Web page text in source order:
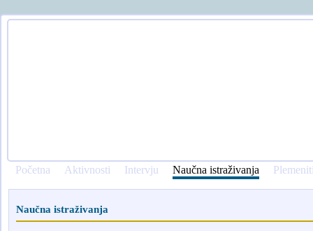
Početna Aktivnosti Intervju Naučna istraživanja
Naučna istraživanja